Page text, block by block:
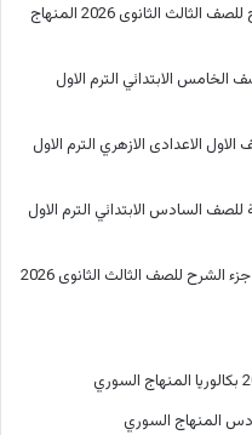
تحميل كتاب الامتحان في الكيمياء جزء الشرح للصف الثالث الثانوى 2026 المنهاج
الابتدائي الترم الاول
الاعدادى الازهري الترم الاول
السادس الابتدائي الترم الاول
تحميل كتاب المعاصر في التفاضل والتكامل جزء الشرح للصف الثالث الثانوى 2026
المنهاج السوري